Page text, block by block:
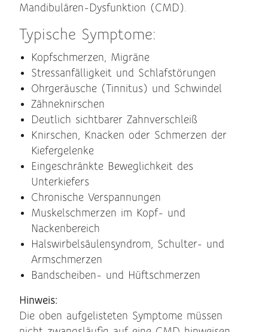
Mandibulären-Dysfunktion (CMD).
Typische Symptome:
Kopfschmerzen, Migräne
Stressanfälligkeit und Schlafstörungen
Ohrgeräusche (Tinnitus) und Schwindel
Zähneknirschen
Deutlich sichtbarer Zahnverschleiß
Knirschen, Knacken oder Schmerzen der
Kiefergelenke
Eingeschränkte Beweglichkeit des
Unterkiefers
Chronische Verspannungen
Muskelschmerzen im Kopf- und
Nackenbereich
Halswirbelsäulensyndrom, Schulter- und
Armschmerzen
Bandscheiben- und Hüftschmerzen
Hinweis:
Die oben aufgelisteten Symptome müssen